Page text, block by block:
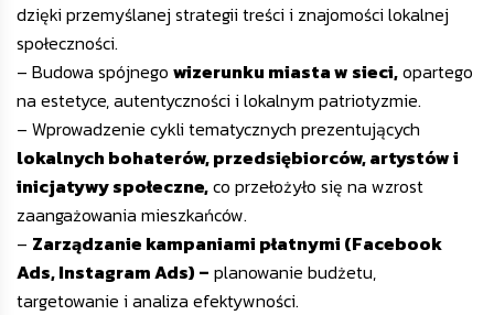
dzięki przemyślanej strategii treści i znajomości lokalnej
społeczności.
– Budowa spójnego wizerunku miasta w sieci,opartego
na estetyce, autentyczności i lokalnym patriotyzmie.
– Wprowadzenie cykli tematycznych prezentujących
lokalnych bohaterów, przedsiębiorców, artystów i
inicjatywy społeczne,co przełożyło się na wzrost
zaangażowania mieszkańców.
– Zarządzanie kampaniami płatnymi (Facebook
Ads, Instagram Ads) – planowanie budżetu,
targetowanie i analiza efektywności.